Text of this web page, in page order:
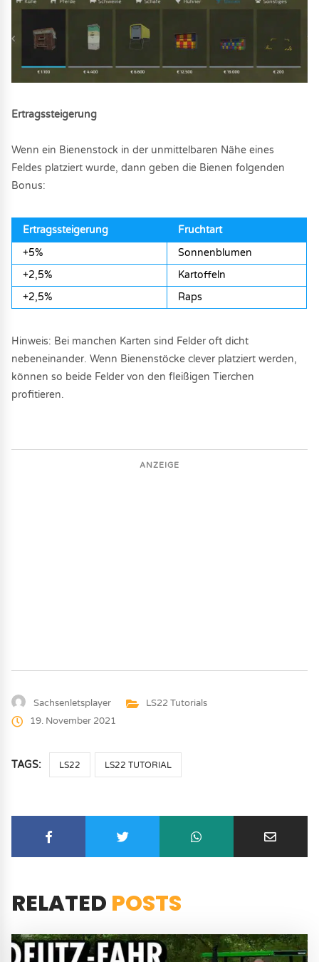
Ertragssteigerung
Wenn ein Bienenstock in der unmittelbaren Nähe eines
Feldes platziert wurde, dann geben die Bienen folgenden
Bonus:
Ertragssteigerung
Fruchtart
+5%
Sonnenblumen
+2,5%
Kartoffeln
+2,5%
Raps
Hinweis: Bei manchen Karten sind Felder oft dicht
nebeneinander. Wenn Bienenstöcke clever platziert werden,
können so beide Felder von den fleißigen Tierchen
profitieren.
ANZEIGE
Sachsenletsplayer
LS22 Tutorials
19. November 2021
TAGS: LS22 LS22 TUTORIAL
RELATED POSTS